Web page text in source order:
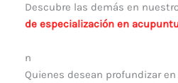
Descubre las demás en
de especialización en
n
Quienes desean profundizar